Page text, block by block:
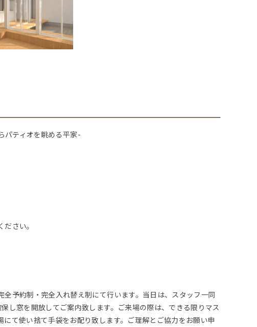
パティオを眺める平家-
さい。
全予約制・完全入れ替え制にて行います。当日は、スタッフ一同
し窓を開放してご案内致します。ご来場の際は、できる限りマス
にて使い捨て手袋をお配り致します。ご理解とご協力をお願い申